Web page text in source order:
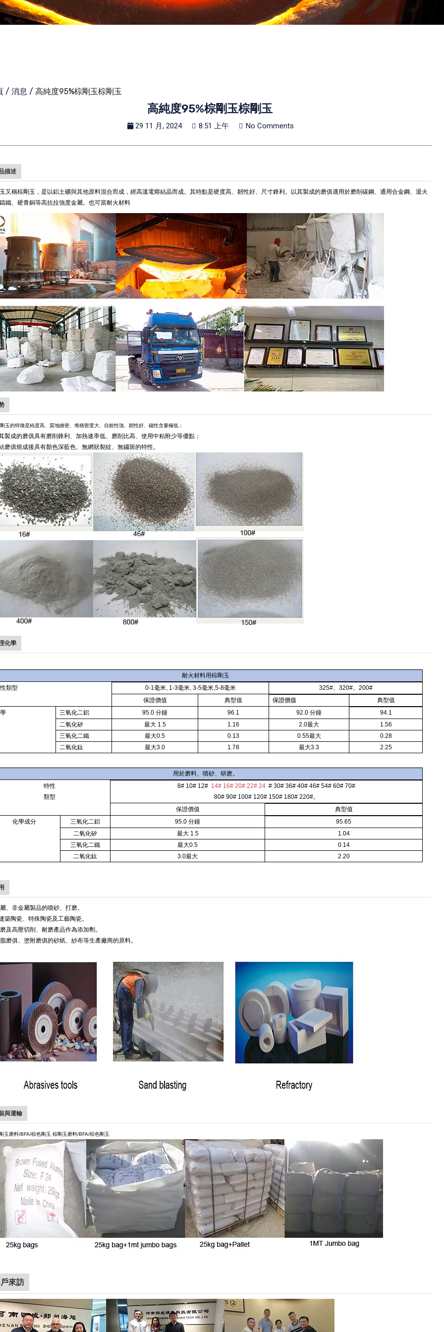
/消息 / 高純度95%棕剛玉棕剛玉
高純度95%棕剛玉棕剛玉
29 11 月, 2024 8:51 上午 No Comments
描述
又稱棕剛玉，是以鋁土礦與其他原料混合而成，經高溫電熔結晶而成。其特點是硬度高、韌性好、尺寸鋒利。以其製成的磨俱適用於磨削碳鋼、通用合金鋼、退火
鐵、硬青銅等高抗拉強度金屬。也可當耐火材料
剛玉的特徵是純度高、質地緻密、堆積密度大、自銳性強、韌性好、磁性含量極低；
製成的磨俱具有磨削鋒利、加熱速率低、磨削比高、使用中粘附少等優點；
磨俱燒成後具有顏色深藍色、無網狀裂紋、無鏽斑的特性。
化學
耐火材料用棕剛玉
類型
0-1毫米, 1-3毫米, 3-5毫米,5-8毫米
325#、320#、200#
保證價值
典型值 保證價值
典型值
三氧化二鋁 95.0 分鐘 96.1 92.0 分鐘
94.1
二氧化矽
最大 1.5 1.16 2.0最大
1.56
三氧化二鐵
最大0.5 0.13 0.55最大
0.28
二氧化鈦
最大3.0 1.78 最大3.3 2.25
用於磨料、噴砂、研磨。
特性
類型
8# 10# 12# 14# 16# 20# 22# 24 # 30# 36# 40# 46# 54# 60# 70#
80# 90# 100# 120# 150# 180# 220#。
保證價值
典型值
化學成分
三氧化二鋁 95.0 分鐘
95.65
二氧化矽
最大 1.5
1.04
三氧化二鐵
最大0.5
0.14
二氧化鈦
3.0最大 2.20
、非金屬製品的噴砂、打磨。
築陶瓷、特殊陶瓷及工藝陶瓷。
及高壓切削、耐磨產品作為添加劑。
磨俱、塗附磨俱的砂紙、紗布等生產廠商的原料。
與運輸
玉磨料/BFA/棕色剛玉 棕剛玉磨料/BFA/棕色剛玉
來訪